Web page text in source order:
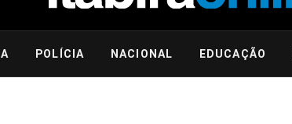
POLÍCIA NACIONAL EDUCAÇÃO